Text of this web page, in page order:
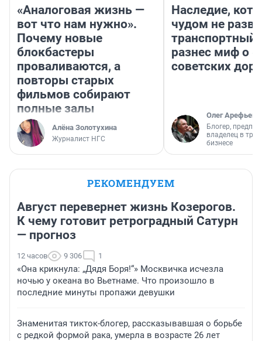
«Аналоговая жизнь —
вот что нам нужно».
Почему новые
блокбастеры
проваливаются, а
повторы старых
фильмов собирают
полные залы
Алёна Золотухина
Журналист НГС
Наследие,
чудом не
транспортный
разнес миф о
советских
Олег Арефьев
Блогер,
владелец в
бизнесе
РЕКОМЕНДУЕМ
Август перевернет жизнь Козерогов.
К чему готовит ретроградный Сатурн
— прогноз
12 часов 9 306 1
«Она крикнула: „Дядя Боря!“» Москвичка исчезла
ночью у океана во Вьетнаме. Что произошло в
последние минуты пропажи девушки
Знаменитая тикток-блогер, рассказывавшая о борьбе
с редкой формой рака, умерла в возрасте 26 лет